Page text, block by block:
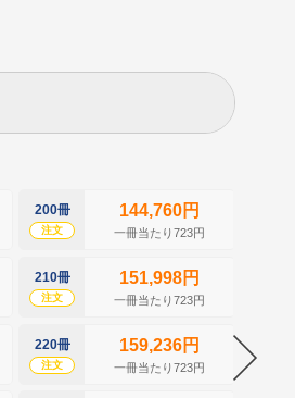
200冊
注文
144,760円
一冊当たり723円
210冊
注文
151,998円
一冊当たり723円
220冊
注文
159,236円
一冊当たり723円